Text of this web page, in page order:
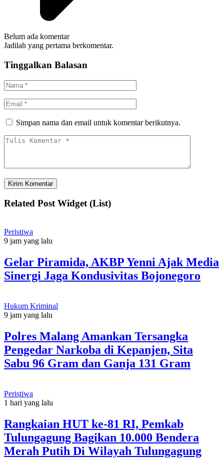
Belum ada komentar
Jadilah yang pertama berkomentar.
Tinggalkan Balasan
Simpan nama dan email untuk komentar berikutnya.
Related Post Widget (List)
Peristiwa
9 jam yang lalu
Gelar Piramida, AKBP Yenni Ajak Media
Sinergi Jaga Kondusivitas Bojonegoro
Hukum Kriminal
9 jam yang lalu
Polres Malang Amankan Tersangka
Pengedar Narkoba di Kepanjen, Sita
Sabu 96 Gram dan Ganja 131 Gram
Peristiwa
1 hari yang lalu
Rangkaian HUT ke-81 RI, Pemkab
Tulungagung Bagikan 10.000 Bendera
Merah Putih Di Wilayah Tulungagung